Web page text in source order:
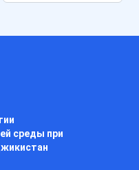
среды при